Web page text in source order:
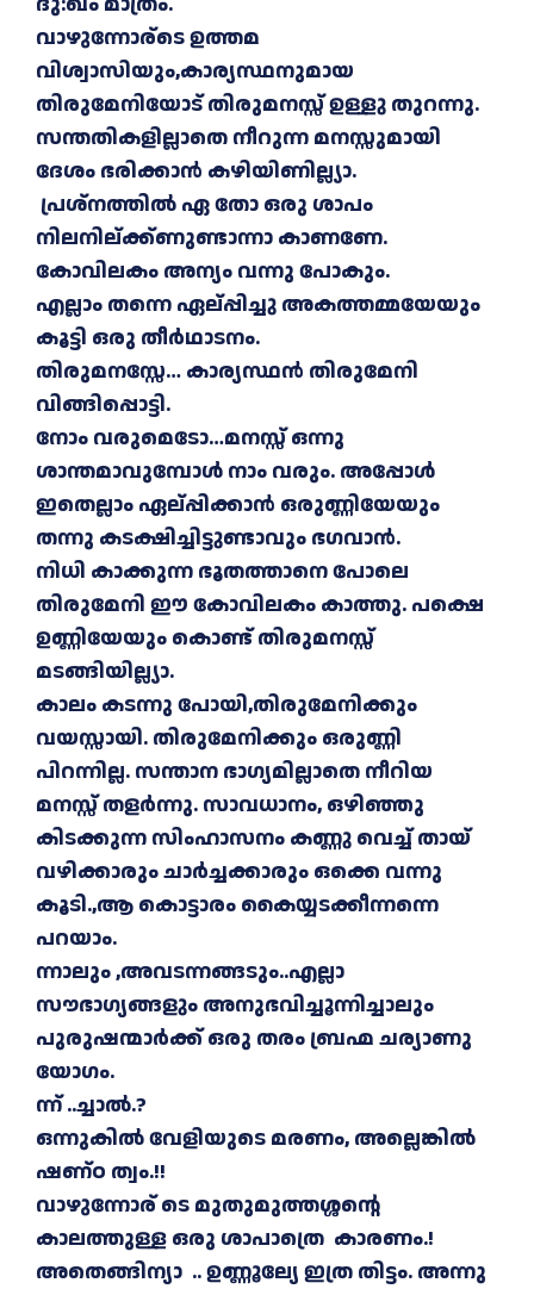
വാഴുന്നോര്‌ടെ ഉത്തമ
വിശ്വാസിയും,കാര്യസ്ഥനുമായ
തിരുമേനിയോട് തിരുമനസ്സ് ഉള്ളു തുറന്നു.
സന്തതികളില്ലാതെ നീറുന്ന മനസ്സുമായി
ദേശം ഭരിക്കാൻ കഴിയിണില്ല്യാ.
പ്രശ്നത്തിൽ ഏ തോ ഒരു ശാപം
നിലനില്ക്ക്ണുണ്ടാന്നാ കാണണേ.
കോവിലകം അന്യം വന്നു പോകും.
എല്ലാം തന്നെ ഏല്പ്പിച്ചു അകത്തമ്മയേയും
കൂട്ടി ഒരു തീർഥാടനം.
തിരുമനസ്സേ… കാര്യസ്ഥൻ തിരുമേനി
വിങ്ങിപ്പൊട്ടി.
നോം വരുമെടോ…മനസ്സ് ഒന്നു
ശാന്തമാവുമ്പോൾ നാം വരും. അപ്പോൾ
ഇതെല്ലാം ഏല്പ്പിക്കാൻ ഒരുണ്ണിയേയും
തന്നു കടക്ഷിച്ചിട്ടുണ്ടാവും ഭഗവാൻ.
നിധി കാക്കുന്ന ഭൂതത്താനെ പോലെ
തിരുമേനി ഈ കോവിലകം കാത്തു. പക്ഷെ
ഉണ്ണിയേയും കൊണ്ട് തിരുമനസ്സ്
മടങ്ങിയില്ല്യാ.
കാലം കടന്നു പോയി,തിരുമേനിക്കും
വയസ്സായി. തിരുമേനിക്കും ഒരുണ്ണി
പിറന്നില്ല. സന്താന ഭാഗ്യമില്ലാതെ നീറിയ
മനസ്സ് തളർന്നു. സാവധാനം, ഒഴിഞ്ഞു
കിടക്കുന്ന സിംഹാസനം കണ്ണു വെച്ച് തായ്
വഴിക്കാരും ചാർച്ചക്കാരും ഒക്കെ വന്നു
കൂടി.,ആ കൊട്ടാരം കൈയ്യടക്കീന്നന്നെ
പറയാം.
ന്നാലും ,അവടന്നങ്ങടും..എല്ലാ
സൗഭാഗ്യങ്ങളും അനുഭവിച്ചൂന്നിച്ചാലും
പുരുഷന്മാർക്ക് ഒരു തരം ബ്രഹ്മ ചര്യാണു
യോഗം.
ന്ന് ..ച്ചാൽ.?
ഒന്നുകിൽ വേളിയുടെ മരണം, അല്ലെങ്കിൽ
ഷണ്ഠ ത്വം.!!
വാഴുന്നോര്‌ ടെ മുതുമുത്തശ്ശന്റെ
കാലത്തുള്ള ഒരു ശാപാത്രെ കാരണം.!
അതെങ്ങിന്യാ .. ഉണ്ണൂല്യേ ഇത്ര തിട്ടം. അന്നു